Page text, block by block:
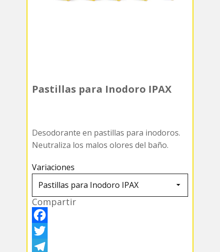
Pastillas para Inodoro IPAX
Desodorante en pastillas para inodoros.
Neutraliza los malos olores del baño.
Variaciones
Compartir
F
aT